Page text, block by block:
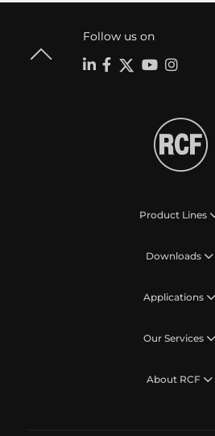
Follow us on
Product Lines
Downloads
Applications
Our Services
About RCF